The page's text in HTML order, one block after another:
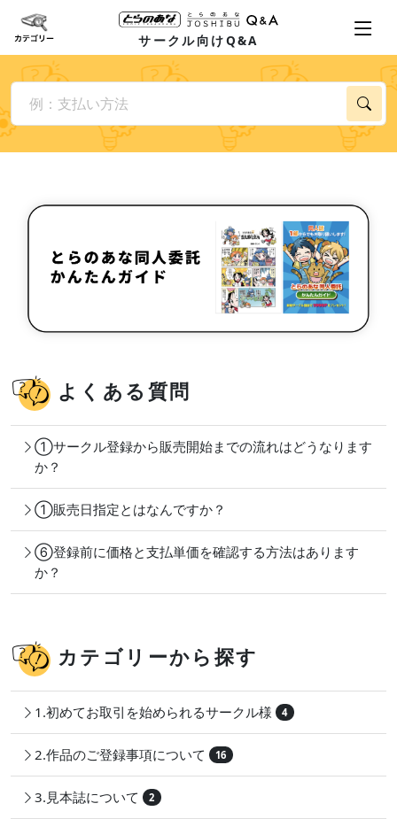
サークル向けQ&A
よくある質問
①サークル登録から販売開始までの流れはどうなります
か？
①販売日指定とはなんですか？
⑥登録前に価格と支払単価を確認する方法はあります
か？
カテゴリーから探す
1.初めてお取引を始められるサークル様 4
2.作品のご登録事項について 16
3.見本誌について 2